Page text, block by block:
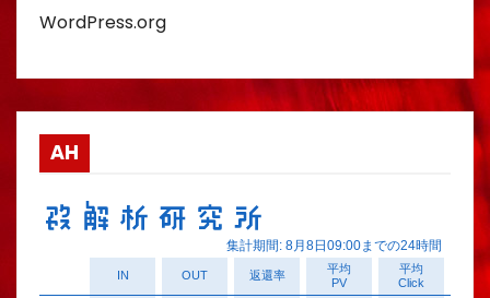
WordPress.org
AH